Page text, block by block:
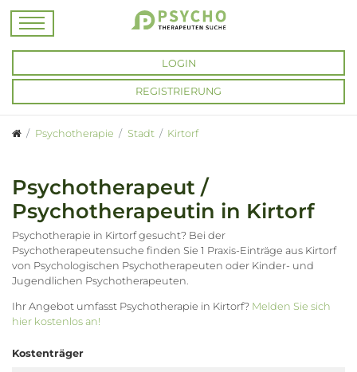
LOGIN
REGISTRIERUNG
Psychotherapie Stadt Kirtorf
Psychotherapeut /
Psychotherapeutin in Kirtorf
Psychotherapie in Kirtorf gesucht? Bei der
Psychotherapeutensuche finden Sie 1 Praxis-Einträge aus Kirtorf
von Psychologischen Psychotherapeuten oder Kinder- und
Jugendlichen Psychotherapeuten.
Ihr Angebot umfasst Psychotherapie in Kirtorf? Melden Sie sich
hier kostenlos an!
Kostenträger